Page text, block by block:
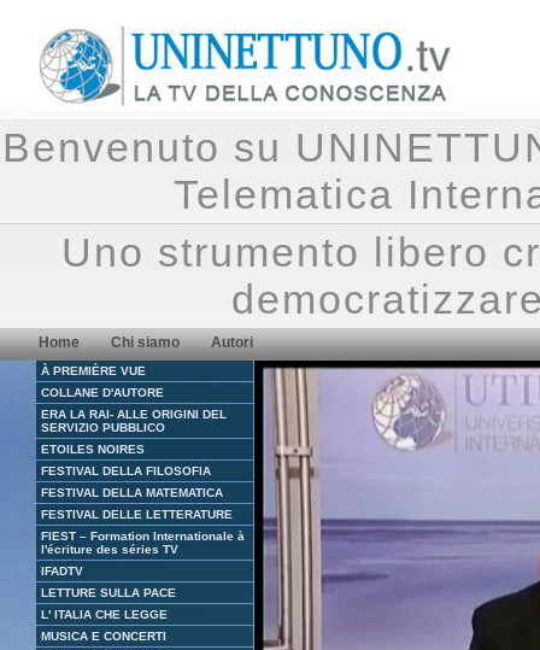
Benvenuto su
Telematica
Uno strumento libero
Home Chi siamo Autori
À PREMIÈRE VUE
COLLANE D'AUTORE
ERA LA RAI- ALLE ORIGINI DEL
SERVIZIO PUBBLICO
ETOILES NOIRES
FESTIVAL DELLA FILOSOFIA
FESTIVAL DELLA MATEMATICA
FESTIVAL DELLE LETTERATURE
FIEST – Formation Internationale à
l'écriture des séries TV
IFADTV
LETTURE SULLA PACE
L' ITALIA CHE LEGGE
MUSICA E CONCERTI